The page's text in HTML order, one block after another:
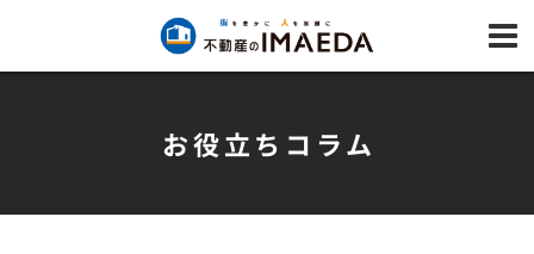
お役立ちコラム